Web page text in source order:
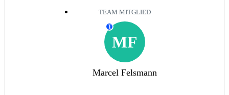
TEAM MITGLIED
MF
T
Marcel Felsmann